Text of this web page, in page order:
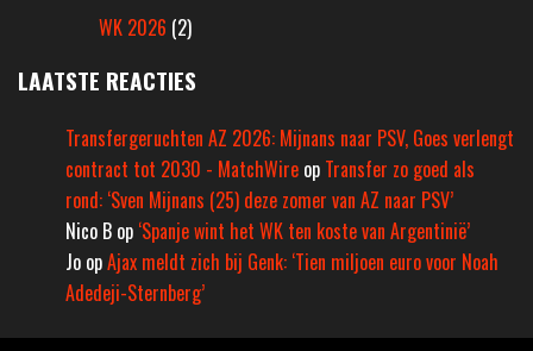
WK 2026 (2)
LAATSTE REACTIES
Transfergeruchten AZ 2026: Mijnans naar PSV, Goes verlengt
contract tot 2030 - MatchWire op Transfer zo goed als
rond: ‘Sven Mijnans (25) deze zomer van AZ naar PSV’
Nico B op ‘Spanje wint het WK ten koste van Argentinië’
Jo opAjax meldt zich bij Genk: ‘Tien miljoen euro voor Noah
Adedeji-Sternberg’